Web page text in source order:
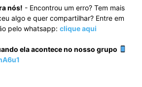
nós! - Encontrou um erro? Tem mais
algo e quer compartilhar? Entre em
pelo whatsapp: clique aqui
ela acontece no nosso grupo